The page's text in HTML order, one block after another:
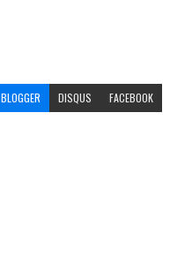
BLOGGER DISQUS FACEBOOK